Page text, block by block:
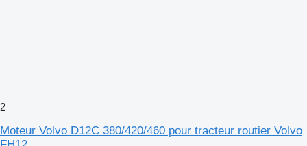
2
Moteur Volvo D12C 380/420/460 pour tracteur routier Volvo